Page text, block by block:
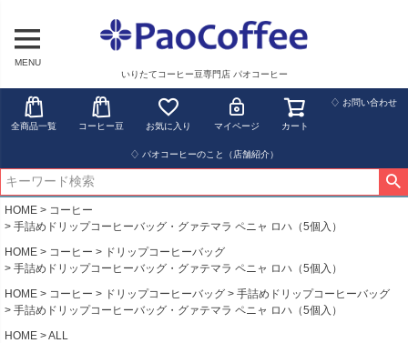
MENU
いりたてコーヒー豆専門店 パオコーヒー
全商品一覧 コーヒー豆 お気に入り マイページ カート
♢ お問い合わせ
♢ パオコーヒーのこと（店舗紹介）
HOME
コーヒー
手詰めドリップコーヒーバッグ・グァテマラ ペニャ ロハ（5個入）
HOME
コーヒー
ドリップコーヒーバッグ
手詰めドリップコーヒーバッグ・グァテマラ ペニャ ロハ（5個入）
HOME
コーヒー ドリップコーヒーバッグ
手詰めドリップコーヒーバッグ
手詰めドリップコーヒーバッグ・グァテマラ ペニャ ロハ（5個入）
HOME
ALL